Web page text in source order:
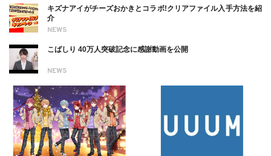
NEWS
キズナアイがチーズおかきとコラボ!クリアファイル入手方法を紹
介
NEWS
こばしり 40万人突破記念に感謝動画を公開